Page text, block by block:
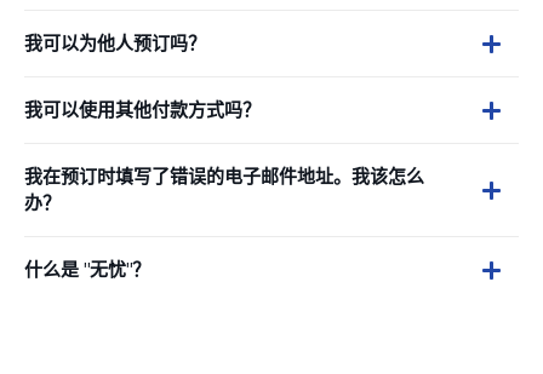
我可以为他人预订吗？
我可以使用其他付款方式吗？
我在预订时填写了错误的电子邮件地址。我该怎么
办？
什么是 "无忧"？